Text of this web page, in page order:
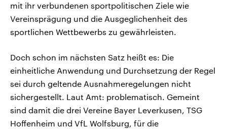
mit ihr verbundenen sportpolitischen Ziele wie
Vereinsprägung und die Ausgeglichenheit des
sportlichen Wettbewerbs zu gewährleisten.
Doch schon im nächsten Satz heißt es: Die
einheitliche Anwendung und Durchsetzung der Regel
sei durch geltende Ausnahmeregelungen nicht
sichergestellt. Laut Amt: problematisch. Gemeint
sind damit die drei Vereine Bayer Leverkusen, TSG
Hoffenheim und VfL Wolfsburg, für die